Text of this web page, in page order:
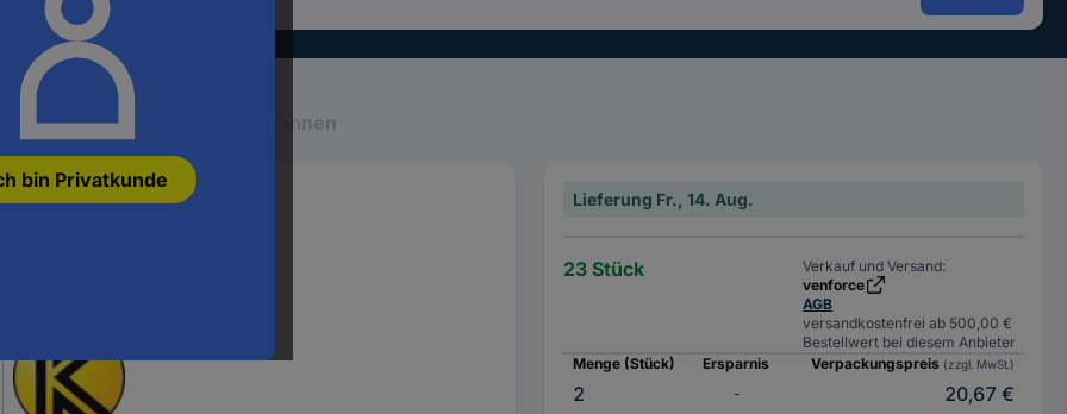
bin Privatkunde
Haushaltswaren Töpfe, Pfannen
Lieferung Fr., 14. Aug.
23 Stück
Verkauf und Versand:
venforce
AGB
versandkostenfrei ab 500,00 €
Bestellwert bei diesem Anbieter
Menge (Stück)
Ersparnis Verpackungspreis (zzgl. MwSt.)
2 -
20,67 €